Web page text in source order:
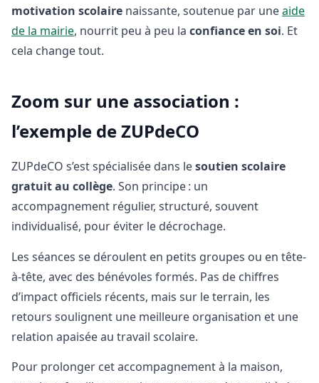
motivation scolaire naissante, soutenue par uneaide
de la mairie, nourrit peu à peu la confiance en soi. Et
cela change tout.
Zoom sur une association :
l’exemple de ZUPdeCO
ZUPdeCO s’est spécialisée dans lesoutien scolaire
gratuit au collège. Son principe : un
accompagnement régulier, structuré, souvent
individualisé, pour éviter le décrochage.
Les séances se déroulent en petits groupes ou en tête-
à-tête, avec des bénévoles formés. Pas de chiffres
d’impact officiels récents, mais sur le terrain, les
retours soulignent une meilleure organisation et une
relation apaisée au travail scolaire.
Pour prolonger cet accompagnement à la maison,